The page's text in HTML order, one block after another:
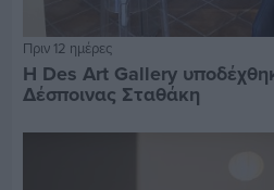
Πριν 12 ημέρες
Η Des Art Gallery
Δέσποινας Σταθάκη